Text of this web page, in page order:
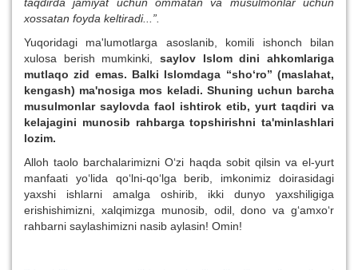
xossatan foyda keltiradi...”.
Yuqoridagi ma'lumotlarga asoslanib, komili ishonch bilan
xulosa berish mumkinki,
saylov Islom dini ahkomlariga
mutlaqo zid emas. Balki Islomdaga “sho‘ro” (maslahat,
kengash) ma'nosiga mos keladi. Shuning uchun barcha
musulmonlar saylovda faol ishtirok etib, yurt taqdiri va
kelajagini munosib rahbarga topshirishni ta'minlashlari
lozim.
Alloh taolo barchalarimizni O‘zi haqda sobit qilsin va el-yurt
manfaati yo‘lida qo‘lni-qo‘lga berib, imkonimiz doirasidagi
yaxshi ishlarni amalga oshirib, ikki dunyo yaxshiligiga
erishishimizni, xalqimizga munosib, odil, dono va g‘amxo‘r
rahbarni saylashimizni nasib aylasin! Omin!